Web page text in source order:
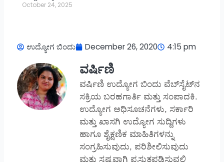
October 24, 2025
ಉದ್ಯೋಗ ಬಿಂದು December 26, 2020 4:15 pm
ವರ್ಷಿಣಿ
ವರ್ಷಿಣಿ ಉದ್ಯೋಗ ಬಿಂದು ವೆಬ್‌ಸೈಟ್‌ನ
ಸಕ್ರಿಯ ಬರಹಗಾರ್ತಿ ಮತ್ತು ಸಂಪಾದಕಿ.
ಉದ್ಯೋಗ ಅಧಿಸೂಚನೆಗಳು, ಸರ್ಕಾರಿ
ಮತ್ತು ಖಾಸಗಿ ಉದ್ಯೋಗ ಸುದ್ದಿಗಳು
ಹಾಗೂ ಶೈಕ್ಷಣಿಕ ಮಾಹಿತಿಗಳನ್ನು
ಸಂಗ್ರಹಿಸುವುದು, ಪರಿಶೀಲಿಸುವುದು
ಮತ್ತು ಸ್ಪಷ್ಟವಾಗಿ ಪ್ರಸ್ತುತಪಡಿಸುವಲ್ಲಿ